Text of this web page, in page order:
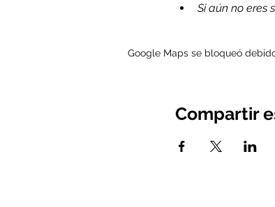
Si aún no eres
Google Maps se bloqueó
Compartir